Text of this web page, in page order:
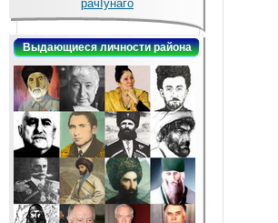
рачIунаго
Выдающиеся личности района